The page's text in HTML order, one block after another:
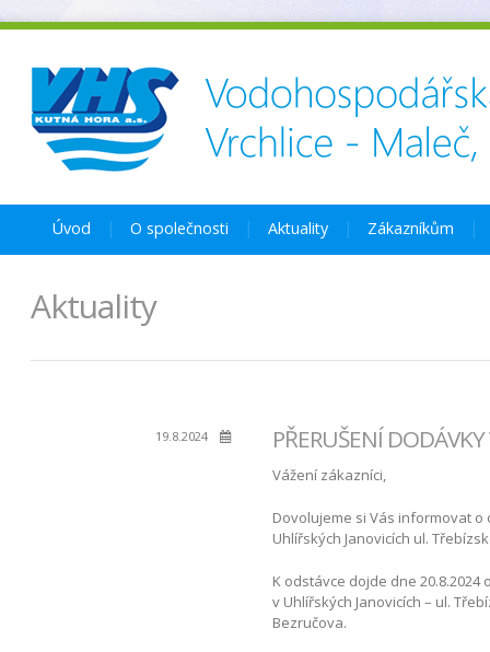
Úvod O společnosti Aktuality Zákazníkům
Aktuality
19.8.2024 PŘERUŠENÍ
Vážení zákazníci,
Dovolujeme si Vás informovat
Uhlířských Janovicích ul.
K odstávce dojde dne
v Uhlířských Janovicích – ul.
Bezručova.